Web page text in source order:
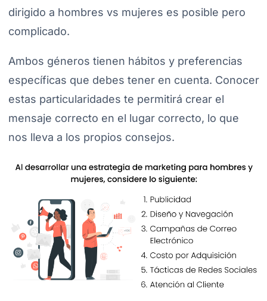
dirigido a hombres vs mujeres es posible pero
complicado.
Ambos géneros tienen hábitos y preferencias
específicas que debes tener en cuenta. Conocer
estas particularidades te permitirá crear el
mensaje correcto en el lugar correcto, lo que
nos lleva a los propios consejos.